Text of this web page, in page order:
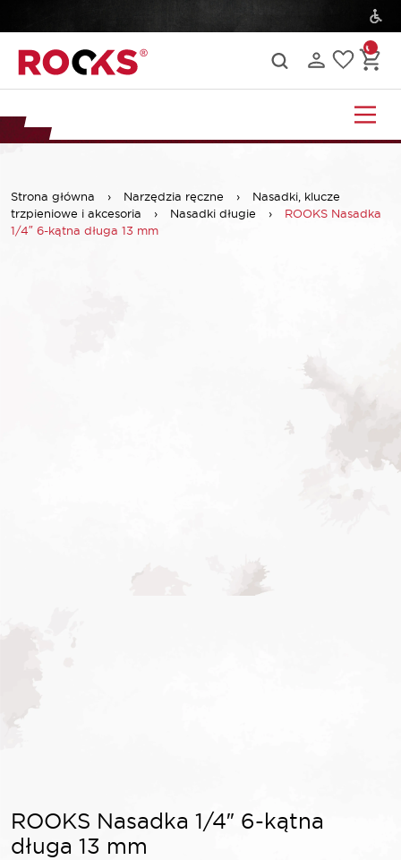
Strona główna › Narzędzia ręczne ›
Nasadki, klucze
trzpieniowe i akcesoria
› Nasadki długie ›
ROOKS Nasadka
1/4″ 6-kątna długa 13 mm
ROOKS Nasadka 1/4″ 6-kątna
długa 13 mm